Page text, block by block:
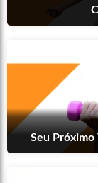
Seu Próximo